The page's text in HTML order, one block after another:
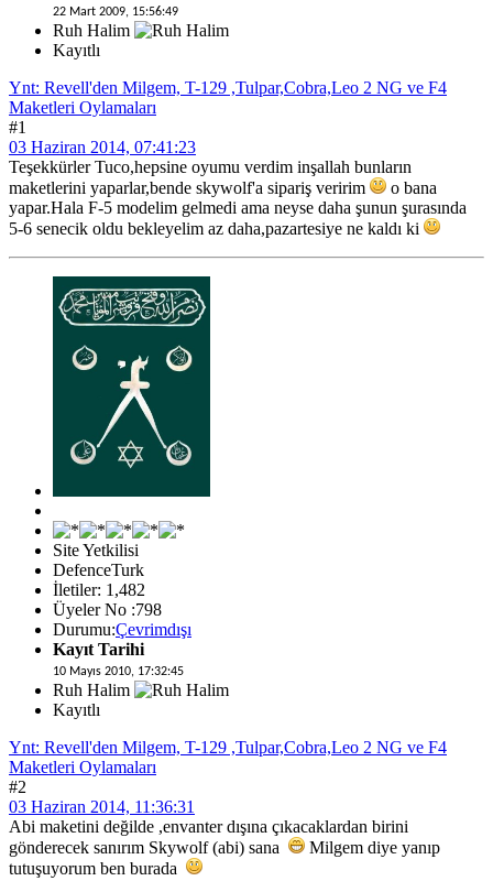
22 Mart 2009, 15:56:49
Ruh Halim
Kayıtlı
Ynt: Revell'den Milgem, T-129 ,Tulpar,Cobra,Leo 2 NG ve F4
Maketleri Oylamaları
#1
03 Haziran 2014, 07:41:23
Teşekkürler Tuco,hepsine oyumu verdim inşallah bunların
maketlerini yaparlar,bende skywolf'a sipariş veririm
o bana
yapar.Hala F-5 modelim gelmedi ama neyse daha şunun şurasında
5-6 senecik oldu bekleyelim az daha,pazartesiye ne kaldı ki
Site Yetkilisi
DefenceTurk
İletiler: 1,482
Üyeler No :798
Durumu:Çevrimdışı
Kayıt Tarihi
10 Mayıs 2010, 17:32:45
Ruh Halim
Kayıtlı
Ynt: Revell'den Milgem, T-129 ,Tulpar,Cobra,Leo 2 NG ve F4
Maketleri Oylamaları
#2
03 Haziran 2014, 11:36:31
Abi maketini değilde ,envanter dışına çıkacaklardan birini
gönderecek sanırım Skywolf (abi) sana
Milgem diye yanıp
tutuşuyorum ben burada